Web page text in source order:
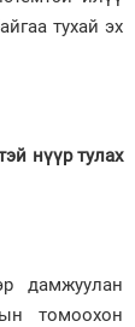
тухай эх
нүүр тулах
дамжуулан
томоохон